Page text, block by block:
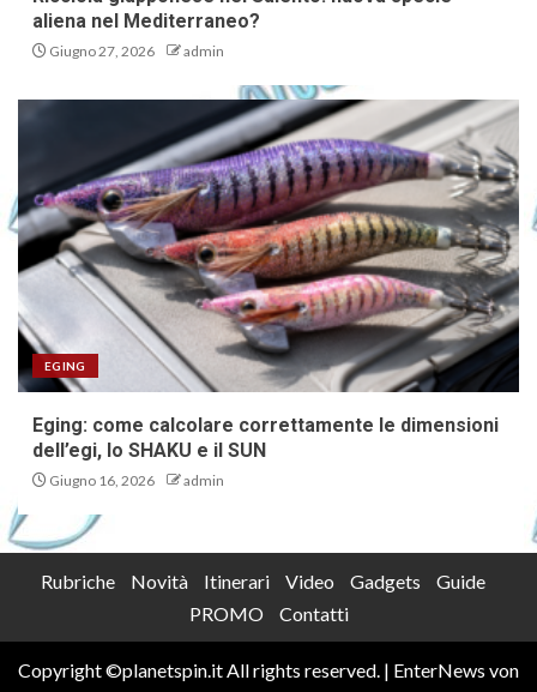
aliena nel Mediterraneo?
Giugno 27, 2026 admin
EGING
Eging: come calcolare correttamente le dimensioni
dell’egi, lo SHAKU e il SUN
Giugno 16, 2026 admin
Rubriche Novità Itinerari Video Gadgets
Guide
PROMO
Contatti
Copyright ©planetspin.it All rights reserved. | EnterNews von